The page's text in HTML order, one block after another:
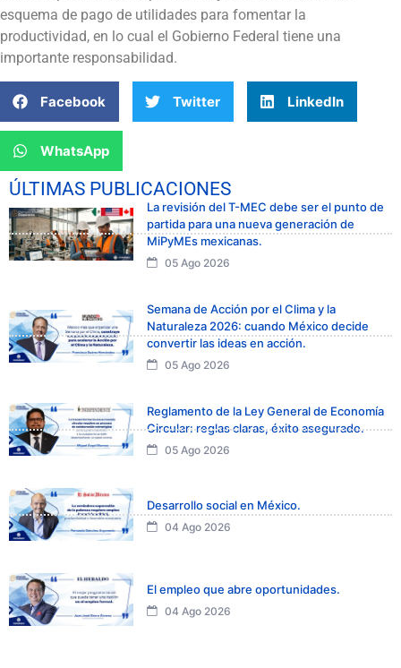
esquema de pago de utilidades para fomentar la
productividad, en lo cual el Gobierno Federal tiene una
importante responsabilidad.
Facebook Twitter LinkedIn
WhatsApp
ÚLTIMAS PUBLICACIONES
La revisión del T-MEC debe ser el punto de
partida para una nueva generación de
MiPyMEs mexicanas.
05 Ago 2026
Semana de Acción por el Clima y la
Naturaleza 2026: cuando México decide
convertir las ideas en acción.
05 Ago 2026
Reglamento de la Ley General de Economía
Circular: reglas claras, éxito asegurado.
05 Ago 2026
Desarrollo social en México.
04 Ago 2026
El empleo que abre oportunidades.
04 Ago 2026